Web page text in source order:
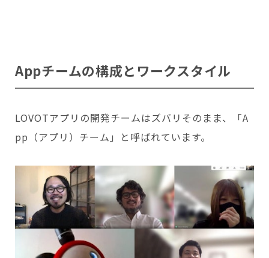
Appチームの構成とワークスタイル
LOVOTアプリの開発チームはズバリそのまま、「A
pp（アプリ）チーム」と呼ばれています。